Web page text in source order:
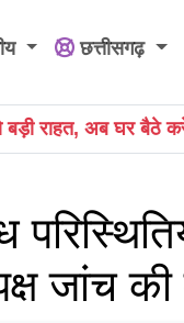
छत्तीसगढ़
लगेज की ऑनलाइन
जांच की